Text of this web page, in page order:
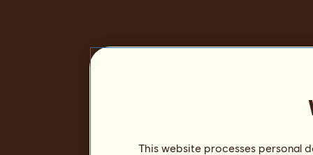
This website processes personal